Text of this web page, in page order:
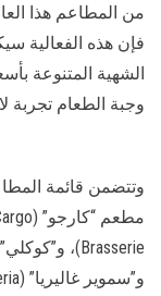
من المطاعم هذا
فإن هذه الفعالية
الشهية المتنوعة
وجبة الطعام تجربة
وتتضمن قائمة